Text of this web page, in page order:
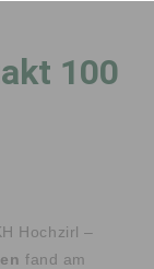
100
Hochzirl –
fand am